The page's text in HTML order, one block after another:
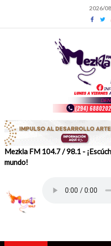
content
2026/
Mezkla FM 104.7 / 98.1 -
mundo!